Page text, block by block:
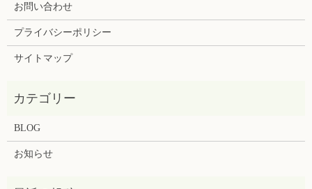
お問い合わせ
プライバシーポリシー
サイトマップ
BLOG
お知らせ